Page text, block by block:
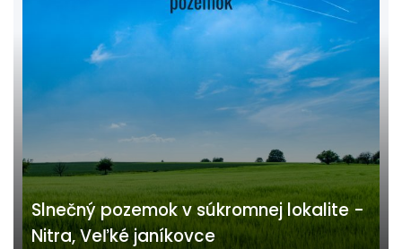
Slnečný pozemok v súkromnej lokalite -
Nitra, Veľké janíkovce